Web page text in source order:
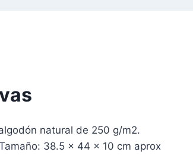
natural de 250 g/m2.
38.5 x 44 x 10 cm aprox